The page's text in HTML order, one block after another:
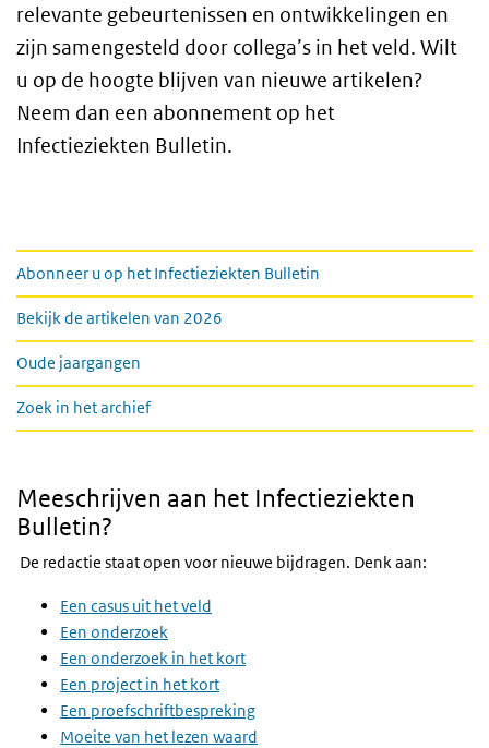
relevante gebeurtenissen en ontwikkelingen en
zijn samengesteld door collega’s in het veld. Wilt
u op de hoogte blijven van nieuwe artikelen?
Neem dan een abonnement op het
Infectieziekten Bulletin.
Links
Abonneer u op het Infectieziekten Bulletin
Bekijk de artikelen van 2026
Oude jaargangen
Zoek in het archief
Meeschrijven aan het Infectieziekten
Bulletin?
De redactie staat open voor nieuwe bijdragen. Denk aan:
Een casus uit het veld
Een onderzoek
Een onderzoek in het kort
Een project in het kort
Een proefschriftbespreking
Moeite van het lezen waard